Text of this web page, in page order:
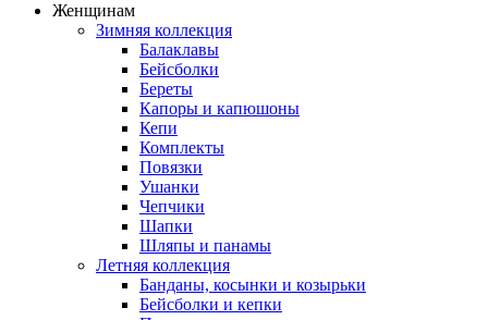
Женщинам
Зимняя коллекция
Балаклавы
Бейсболки
Береты
Капоры и капюшоны
Кепи
Комплекты
Повязки
Ушанки
Чепчики
Шапки
Шляпы и панамы
Летняя коллекция
Банданы, косынки и козырьки
Бейсболки и кепки